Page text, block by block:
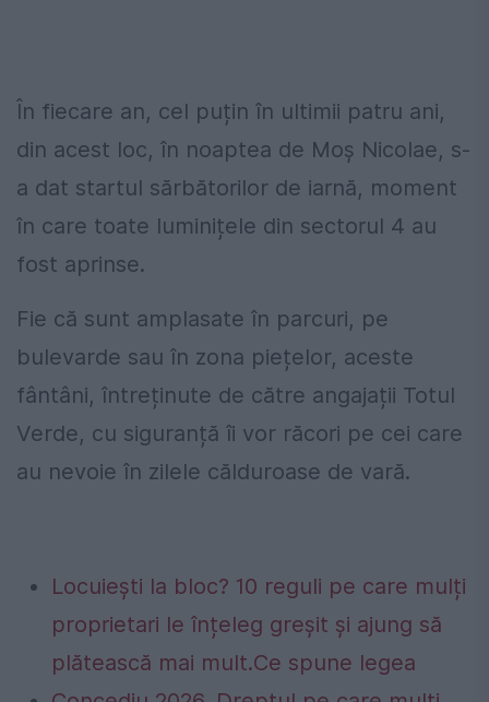
În fiecare an, cel puțin în ultimii patru ani,
din acest loc, în noaptea de Moș Nicolae, s-
a dat startul sărbătorilor de iarnă, moment
în care toate luminițele din sectorul 4 au
fost aprinse.
Fie că sunt amplasate în parcuri, pe
bulevarde sau în zona piețelor, aceste
fântâni, întreținute de către angajații Totul
Verde, cu siguranță îi vor răcori pe cei care
au nevoie în zilele călduroase de vară.
Locuiești la bloc? 10 reguli pe care mulți
proprietari le înțeleg greșit și ajung să
plătească mai mult.Ce spune legea